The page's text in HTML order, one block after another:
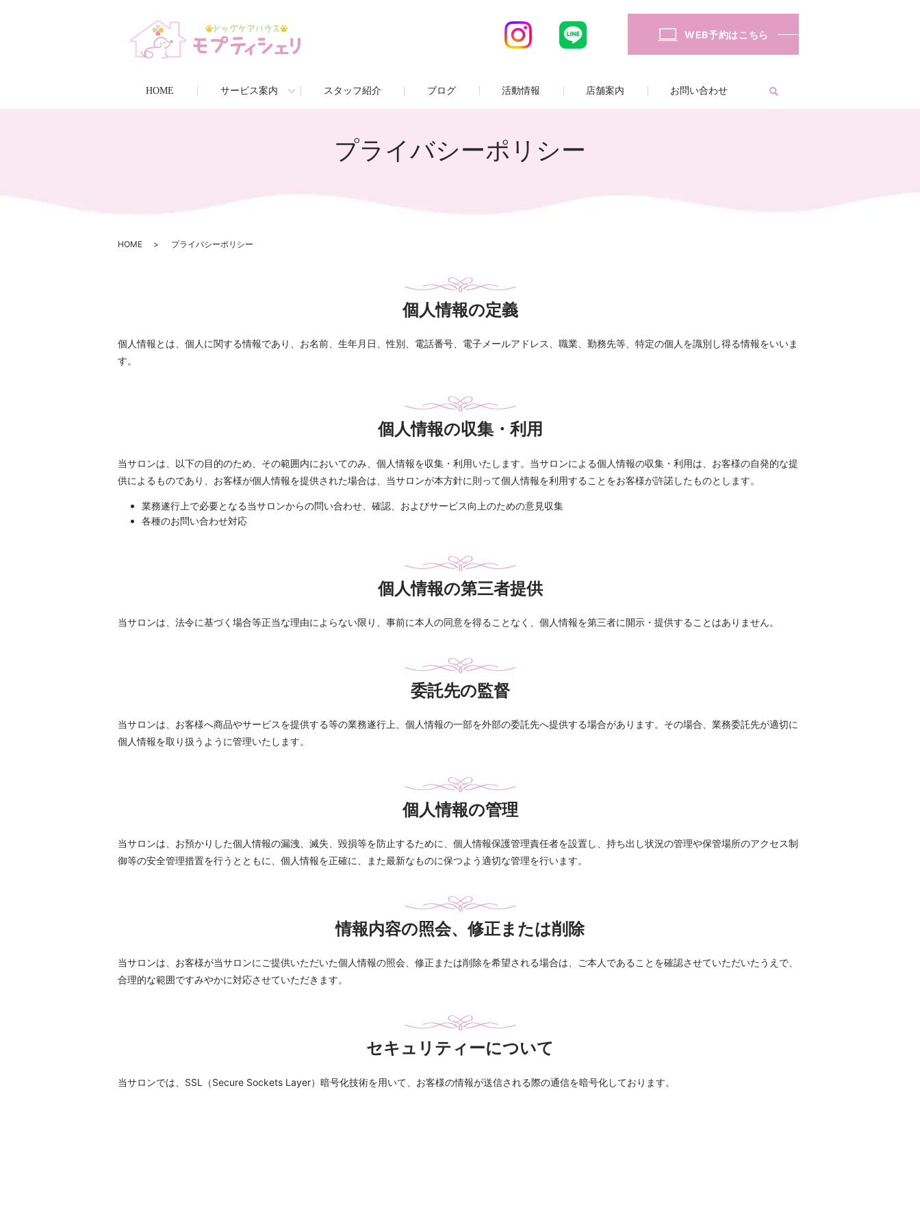
WEB予約はこちら
HOME サービス案内 スタッフ紹介 ブログ 活動情報 店舗案内 お問い合わせ
プライバシーポリシー
HOME プライバシーポリシー
個人情報の定義
個人情報とは、個人に関する情報であり、お名前、生年月日、性別、電話番号、電子メールアドレス、職業、勤務先等、特定の個人を識別し得る情報をいいま
す。
個人情報の収集・利用
当サロンは、以下の目的のため、その範囲内においてのみ、個人情報を収集・利用いたします。当サロンによる個人情報の収集・利用は、お客様の自発的な提
供によるものであり、お客様が個人情報を提供された場合は、当サロンが本方針に則って個人情報を利用することをお客様が許諾したものとします。
業務遂行上で必要となる当サロンからの問い合わせ、確認、およびサービス向上のための意見収集
各種のお問い合わせ対応
個人情報の第三者提供
当サロンは、法令に基づく場合等正当な理由によらない限り、事前に本人の同意を得ることなく、個人情報を第三者に開示・提供することはありません。
委託先の監督
当サロンは、お客様へ商品やサービスを提供する等の業務遂行上、個人情報の一部を外部の委託先へ提供する場合があります。その場合、業務委託先が適切に
個人情報を取り扱うように管理いたします。
個人情報の管理
当サロンは、お預かりした個人情報の漏洩、滅失、毀損等を防止するために、個人情報保護管理責任者を設置し、持ち出し状況の管理や保管場所のアクセス制
御等の安全管理措置を行うとともに、個人情報を正確に、また最新なものに保つよう適切な管理を行います。
情報内容の照会、修正または削除
当サロンは、お客様が当サロンにご提供いただいた個人情報の照会、修正または削除を希望される場合は、ご本人であることを確認させていただいたうえで、
合理的な範囲ですみやかに対応させていただきます。
セキュリティーについて
当サロンでは、SSL（Secure Sockets Layer）暗号化技術を用いて、お客様の情報が送信される際の通信を暗号化しております。